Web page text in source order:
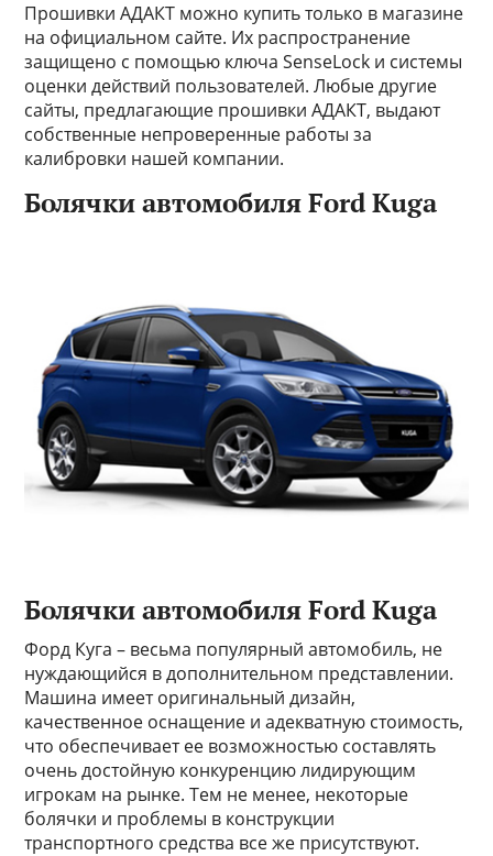
Прошивки АДАКТ можно купить только в магазине
на официальном сайте. Их распространение
защищено с помощью ключа SenseLock и системы
оценки действий пользователей. Любые другие
сайты, предлагающие прошивки АДАКТ, выдают
собственные непроверенные работы за
калибровки нашей компании.
Болячки автомобиля Ford Kuga
Болячки автомобиля Ford Kuga
Форд Куга – весьма популярный автомобиль, не
нуждающийся в дополнительном представлении.
Машина имеет оригинальный дизайн,
качественное оснащение и адекватную стоимость,
что обеспечивает ее возможностью составлять
очень достойную конкуренцию лидирующим
игрокам на рынке. Тем не менее, некоторые
болячки и проблемы в конструкции
транспортного средства все же присутствуют.